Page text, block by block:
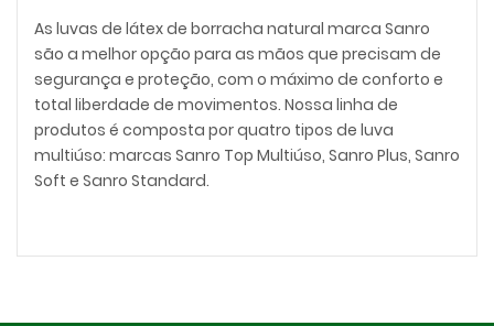
As luvas de látex de borracha natural marca Sanro
são a melhor opção para as mãos que precisam de
segurança e proteção, com o máximo de conforto e
total liberdade de movimentos. Nossa linha de
produtos é composta por quatro tipos de luva
multiúso: marcas Sanro Top Multiúso, Sanro Plus, Sanro
Soft e Sanro Standard.